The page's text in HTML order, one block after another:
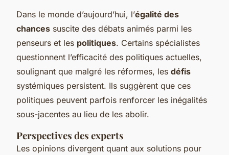
Dans le monde d’aujourd’hui, l’égalité des
chances suscite des débats animés parmi les
penseurs et les politiques. Certains spécialistes
questionnent l’efficacité des politiques actuelles,
soulignant que malgré les réformes, les défis
systémiques persistent. Ils suggèrent que ces
politiques peuvent parfois renforcer les inégalités
sous-jacentes au lieu de les abolir.
Perspectives des experts
Les opinions divergent quant aux solutions pour